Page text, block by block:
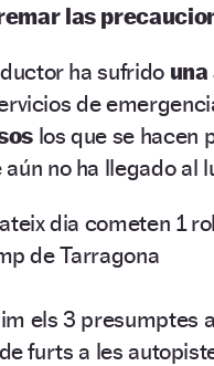
las
ha sufrido
de
los que se hacen
aún no ha llegado al
dia cometen 1
de Tarragona
els 3 presumptes
furts a les